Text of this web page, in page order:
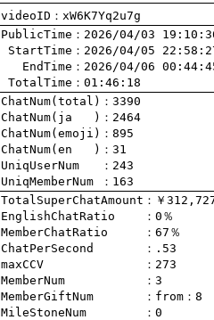
videoID：xW6K7Yq2u7g
PublicTime
StartTime
   EndTime
TotalTime ：01:46:18
ChatNum(total)
ChatNum(ja   )
ChatNum(emoji)
ChatNum(en   )
UniqUserNum
：243
UniqMemberNum
：163
TotalSuperChatAmount
EnglishChatRatio
MemberChatRatio
ChatPerSecond
maxCCV
：273
MemberNum
：3
MemberGiftNum
： from ：8
MileStoneNum
：0